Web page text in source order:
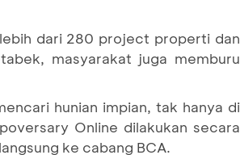
dari 280 project properti dan
masyarakat juga memburu
hunian impian, tak hanya di
Online dilakukan secara
ke cabang BCA.